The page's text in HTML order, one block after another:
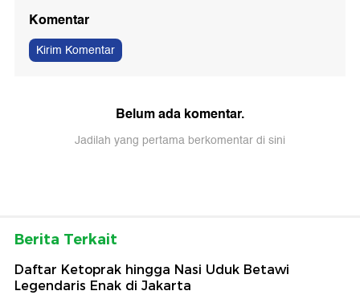
Komentar
Kirim Komentar
Belum ada komentar.
Jadilah yang pertama berkomentar di sini
Berita Terkait
Daftar Ketoprak hingga Nasi Uduk Betawi
Legendaris Enak di Jakarta